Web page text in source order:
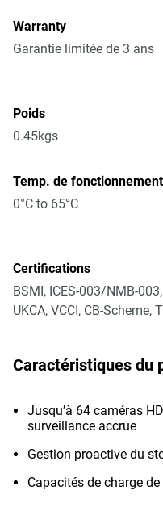
Warranty
Garantie limitée de 3 ans
Poids
0.45kgs
Temp. de fonctionnement
0°C to 65°C
Certifications
BSMI, ICES-003/NMB-
UKCA, VCCI, CB-Scheme,
Caractéristiques du
Jusqu’à 64 caméras
surveillance accrue
Gestion proactive du
Capacités de charge